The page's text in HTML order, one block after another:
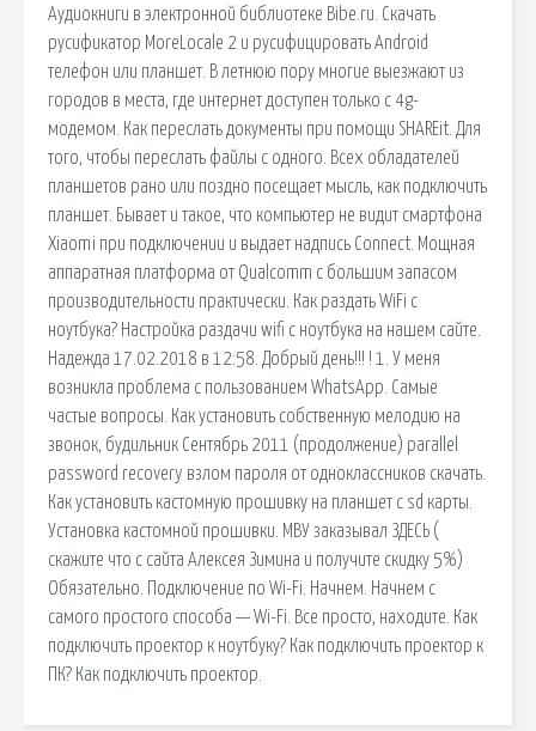
Аудиокниги в электронной библиотеке Bibe.ru. Скачать
русификатор MoreLocale 2 и русифицировать Android
телефон или планшет. В летнюю пору многие выезжают из
городов в места, где интернет доступен только с 4g-
модемом. Как переслать документы при помощи SHAREit. Для
того, чтобы переслать файлы с одного. Всех обладателей
планшетов рано или поздно посещает мысль, как подключить
планшет. Бывает и такое, что компьютер не видит смартфона
Xiaomi при подключении и выдает надпись Connect. Мощная
аппаратная платформа от Qualcomm с большим запасом
производительности практически. Как раздать WiFi с
ноутбука? Настройка раздачи wifi с ноутбука на нашем сайте.
Надежда 17.02.2018 в 12:58. Добрый день!!! ! 1. У меня
возникла проблема с пользованием WhatsApp. Самые
частые вопросы. Как установить собственную мелодию на
звонок, будильник Сентябрь 2011 (продолжение) parallel
password recovery взлом пароля от одноклассников скачать.
Как установить кастомную прошивку на планшет с sd карты.
Установка кастомной прошивки. МВУ заказывал ЗДЕСЬ (
скажите что с сайта Алексея Зимина и получите скидку 5%)
Обязательно. Подключение по Wi-Fi. Начнем. Начнем с
самого простого способа — Wi-Fi. Все просто, находите. Как
подключить проектор к ноутбуку? Как подключить проектор к
ПК? Как подключить проектор.